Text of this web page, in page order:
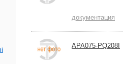
документация
APA075-PQ208I